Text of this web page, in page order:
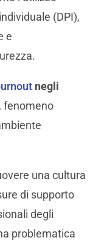
(DPI),
e
negli
, fenomeno
una cultura
di supporto
degli
problematica